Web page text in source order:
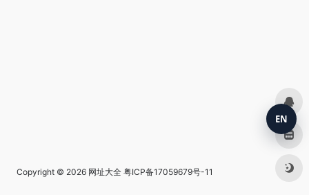
Copyright © 2026 网址大全 粤ICP备17059679号-11
EN